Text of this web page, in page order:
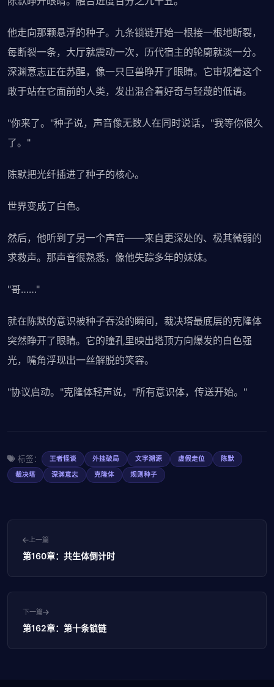
他走向那颗悬浮的种子。九条锁链开始一根接一根地断裂，
每断裂一条，大厅就震动一次，历代宿主的轮廓就淡一分。
深渊意志正在苏醒，像一只巨兽睁开了眼睛。它审视着这个
敢于站在它面前的人类，发出混合着好奇与轻蔑的低语。
"你来了。"种子说，声音像无数人在同时说话，"我等你很久
了。"
陈默把光纤插进了种子的核心。
世界变成了白色。
然后，他听到了另一个声音——来自更深处的、极其微弱的
求救声。那声音很熟悉，像他失踪多年的妹妹。
"哥……"
就在陈默的意识被种子吞没的瞬间，裁决塔最底层的克隆体
突然睁开了眼睛。它的瞳孔里映出塔顶方向爆发的白色强
光，嘴角浮现出一丝解脱的笑容。
"协议启动。"克隆体轻声说，"所有意识体，传送开始。"
标签： 王者怪谈 外挂破局 文字溯源 虚假走位
陈默
裁决塔
深渊意志 克隆体 规则种子
上一篇
第160章：共生体倒计时
下一篇
第162章：第十条锁链